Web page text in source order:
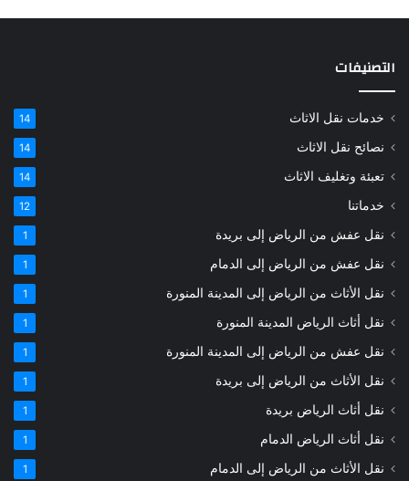
التصنيفات
خدمات نقل الاثاث 14
نصائح نقل الاثاث 14
تعبئة وتغليف الاثاث 14
خدماتنا 12
نقل عفش من الرياض إلى بريدة 1
نقل عفش من الرياض إلى الدمام 1
نقل الأثاث من الرياض إلى المدينة المنورة 1
نقل أثاث الرياض المدينة المنورة 1
نقل عفش من الرياض إلى المدينة المنورة 1
نقل الأثاث من الرياض إلى بريدة 1
نقل أثاث الرياض بريدة 1
نقل أثاث الرياض الدمام 1
نقل الأثاث من الرياض إلى الدمام 1